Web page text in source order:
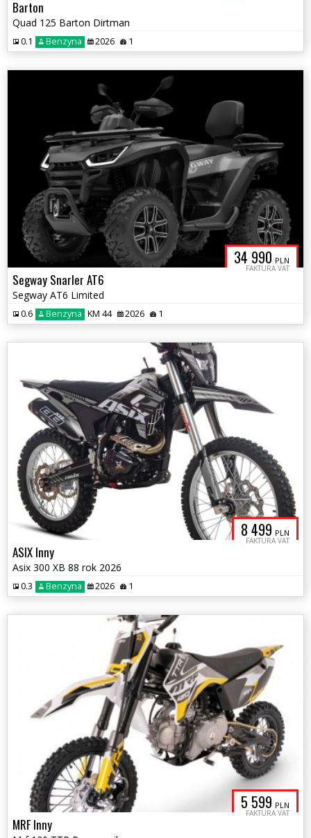
Barton
Quad 125 Barton Dirtman
0.1 Benzyna 2026 1
34 990 PLN
FAKTURA VAT
Segway Snarler AT6
Segway AT6 Limited
0.6 Benzyna KM 44 2026 1
8 499 PLN
FAKTURA VAT
ASIX Inny
Asix 300 XB 88 rok 2026
0.3 Benzyna 2026 1
5 599 PLN
FAKTURA VAT
MRF Inny